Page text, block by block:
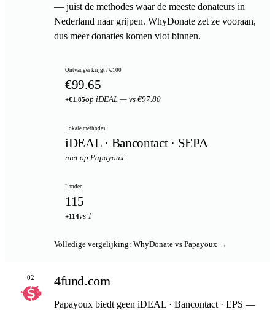
— juist de methodes waar de meeste donateurs in
Nederland naar grijpen. WhyDonate zet ze vooraan,
dus meer donaties komen vlot binnen.
Ontvanger krijgt / €100
€99.65
+€1.85op iDEAL — vs €97.80
Lokale methodes
iDEAL · Bancontact · SEPA
niet op Papayoux
Landen
115
+114vs 1
Volledige vergelijking: WhyDonate vs Papayoux →
02 4fund.com
Papayoux biedt geen iDEAL · Bancontact · EPS —